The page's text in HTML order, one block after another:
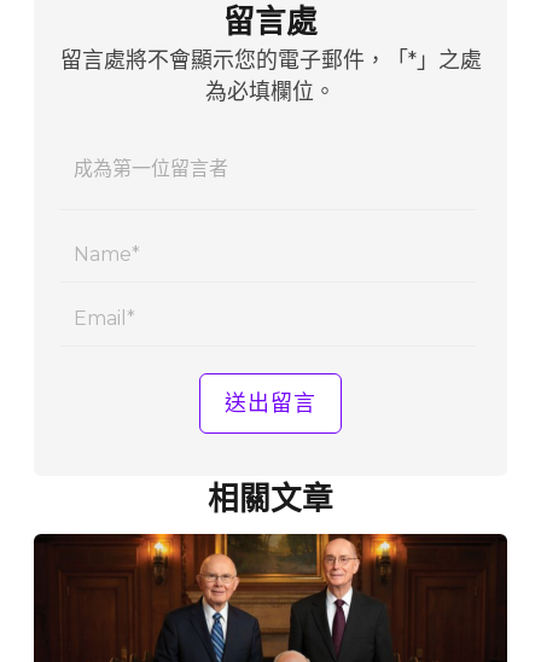
留言處
留言處將不會顯示您的電子郵件，「*」之處
為必填欄位。
相關文章